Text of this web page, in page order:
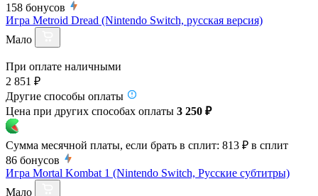
158 бонусов
Игра Metroid Dread (Nintendo Switch, русская версия)
Мало
При оплате наличными
2 851 ₽
Другие способы оплаты
Цена при других способах оплаты 3 250 ₽
Сумма месячной платы, если брать в сплит: 813 ₽ в сплит
86 бонусов
Игра Mortal Kombat 1 (Nintendo Switch, Русские субтитры)
Мало